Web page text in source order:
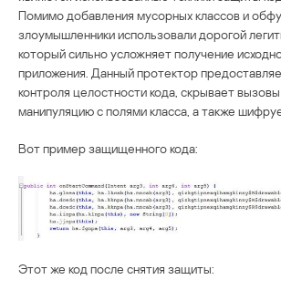
Помимо добавления мусорных классов и
злоумышленники использовали дорогой
который сильно усложняет получение
приложения. Данный протектор
контроля целостности кода, скрывает
манипуляцию с полями класса, а также
Вот пример защищенного кода:
Этот же код после снятия защиты: